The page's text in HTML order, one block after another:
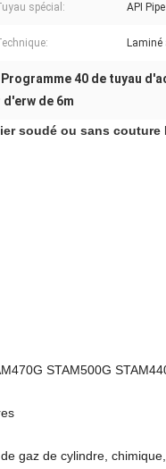
spécial: API Pipe
Laminé
Programme 40 de tuyau
de 6m
soudé ou sans couture
STAM500G
gaz de cylindre,